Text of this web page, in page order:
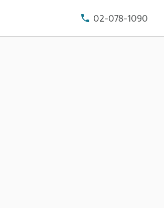
02-078-1090